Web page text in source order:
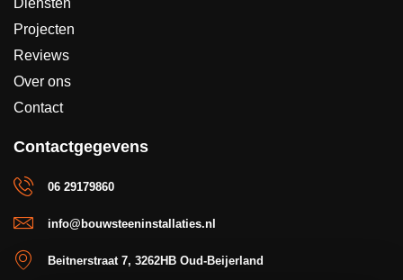
Projecten
Reviews
Over ons
Contact
Contactgegevens
06 29179860
info@bouwsteeninstallaties.nl
Beitnerstraat 7, 3262HB Oud-Beijerland